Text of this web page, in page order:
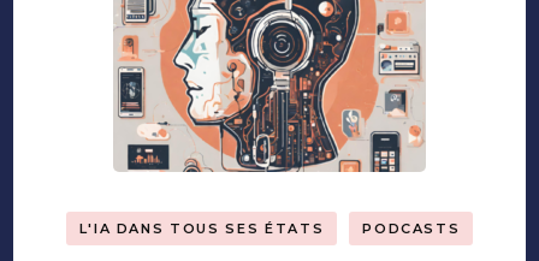
L'IA DANS TOUS SES ÉTATS PODCASTS